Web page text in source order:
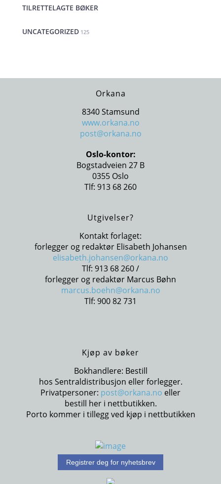
TILRETTELAGTE BØKER
9
UNCATEGORIZED 125
Orkana
8340 Stamsund
www.orkana.no
post@orkana.no
Oslo-kontor:
Bogstadveien 27 B
0355 Oslo
Tlf: 913 68 260
Utgivelser?
Kontakt forlaget:
forlegger og redaktør Elisabeth Johansen
elisabeth.johansen@orkana.no
Tlf: 913 68 260 /
forlegger og redaktør Marcus Bøhn
marcus.boehn@orkana.no
Tlf: 900 82 731
Kjøp av bøker
Bokhandlere: Bestill
hos Sentraldistribusjon eller forlegger.
Privatpersoner: post@orkana.no eller
bestill her i nettbutikken.
Porto kommer i tillegg ved kjøp i nettbutikken
Registrer deg for nyhetsbrev